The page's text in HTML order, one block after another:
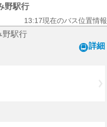
野駅行
13:17現在のバス位置情報
野駅行
詳細